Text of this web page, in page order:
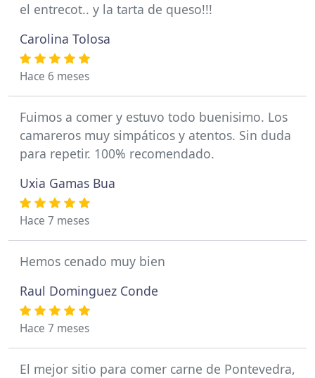
el entrecot.. y la tarta de queso!!!
Carolina Tolosa
Hace 6 meses
Fuimos a comer y estuvo todo buenisimo. Los
camareros muy simpáticos y atentos. Sin duda
para repetir. 100% recomendado.
Uxia Gamas Bua
Hace 7 meses
Hemos cenado muy bien
Raul Dominguez Conde
Hace 7 meses
El mejor sitio para comer carne de Pontevedra,